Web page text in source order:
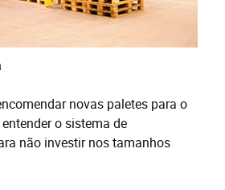
novas paletes para o
o sistema de
não investir nos tamanhos